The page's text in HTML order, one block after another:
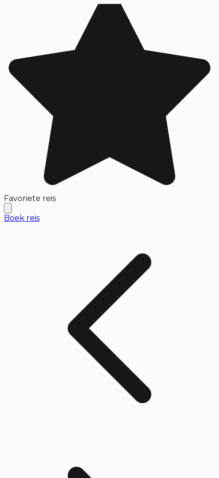
Favoriete reis
Boek reis